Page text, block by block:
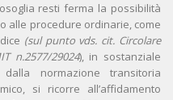
resti ferma la possibilità
alle procedure ordinarie, come
(sul punto vds. cit. Circolare
n.2577/29024), in sostanziale
normazione transitoria
si ricorre all’affidamento